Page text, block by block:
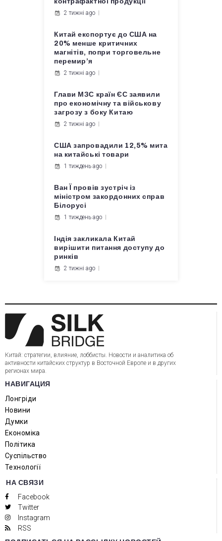
2 тижні ago
Китай експортує до США на
20% менше критичних
магнітів, попри торговельне
перемир’я
2 тижні ago
Глави МЗС країн ЄС заявили
про економічну та військову
загрозу з боку Китаю
2 тижні ago
США запровадили 12,5% мита
на китайські товари
1 тиждень ago
Ван Ї провів зустріч із
міністром закордонних справ
Білорусі
1 тиждень ago
Індія закликала Китай
вирішити питання доступу до
ринків
2 тижні ago
Китай: стратегии, влияние, лоббисты. Новости и аналитика об
активности китайских структур в Восточной Европе и в других
регионах мира.
НАВИГАЦИЯ
Лонгріди
Новини
Думки
Економіка
Політика
Суспільство
Технології
НА СВЯЗИ
Facebook
Twitter
Instagram
RSS